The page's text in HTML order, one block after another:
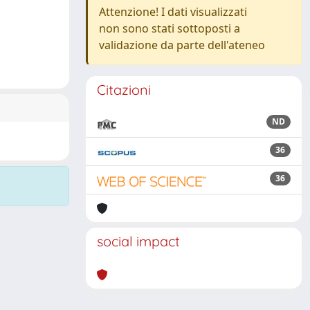
Attenzione! I dati visualizzati
non sono stati sottoposti a
validazione da parte dell'ateneo
Citazioni
ND
36
36
social impact